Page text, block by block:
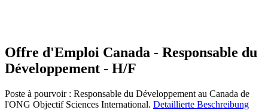
Offre d'Emploi Canada - Responsable du
Développement - H/F
Poste à pourvoir : Responsable du Développement au Canada de
l'ONG Objectif Sciences International. Detaillierte Beschreibung